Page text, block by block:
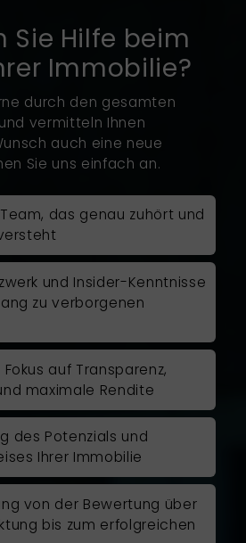
konnte im
erreicht werden.
führte
und umsichtig den
Er erarbeite ein
Exposé mit Fotos
war jederzeit für
und nahm sich bei
und kleinen Fragen
zu unterstützen. Er
vereinbarten
zu meiner vollsten
durch.
Rosenboom als
empfehlen und
mal ganz herzlich für
vertrauensvolle
Sie Hilfe beim
Immobilie?
durch den gesamten
vermitteln Ihnen
auch eine neue
Sie uns einfach an.
das genau zuhört und
und Insider-Kenntnisse
zu verborgenen
auf Transparenz,
maximale Rendite
des Potenzials und
Ihrer Immobilie
von der Bewertung über
bis zum erfolgreichen